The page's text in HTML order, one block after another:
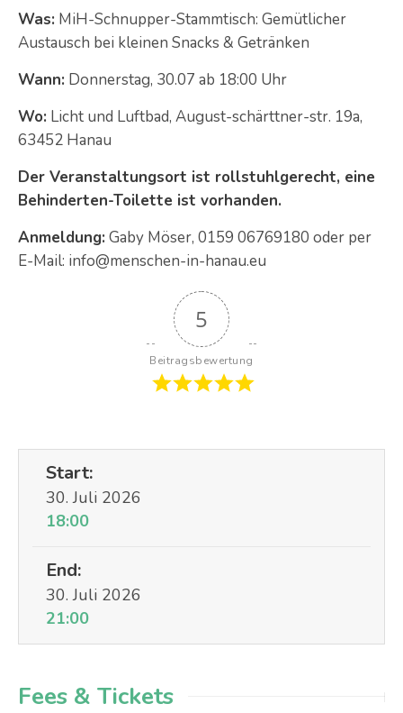
Was: MiH-Schnupper-Stammtisch: Gemütlicher
Austausch bei kleinen Snacks & Getränken
Wann: Donnerstag, 30.07 ab 18:00 Uhr
Wo: Licht und Luftbad, August-schärttner-str. 19a,
63452 Hanau
Der Veranstaltungsort ist rollstuhlgerecht, eine
Behinderten-Toilette ist vorhanden.
Anmeldung: Gaby Möser, ‭0159 06769180‬ oder per
E-Mail: info@menschen-in-hanau.eu
5
Beitragsbewertung
Start:
30. Juli 2026
18:00
End:
30. Juli 2026
21:00
Fees & Tickets